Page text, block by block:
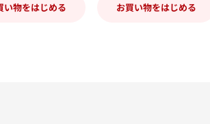
い物をはじめる お買い物をはじめる